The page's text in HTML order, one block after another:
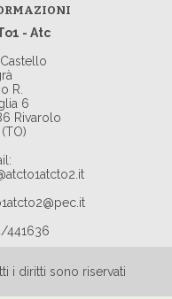
- Atc
R.
6
Rivarolo
441636
i diritti sono riservati